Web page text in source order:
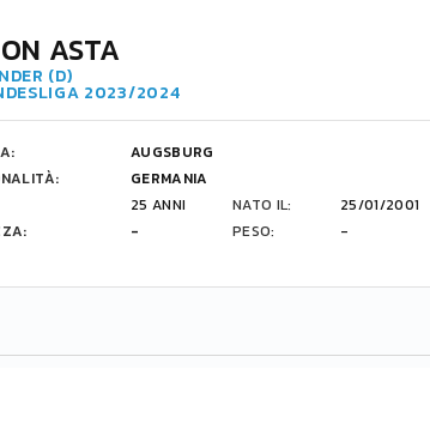
ASTA
(D)
2023/2024
AUGSBURG
GERMANIA
25 ANNI NATO IL:
25/01/2001
- PESO: -